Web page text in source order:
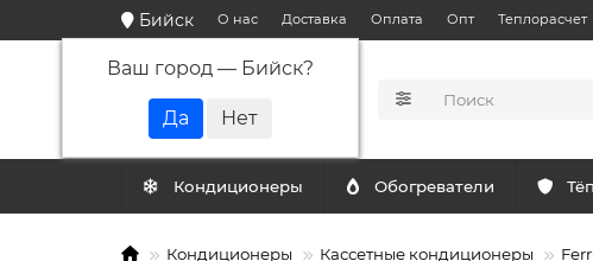
Бийск
Ваш город — Бийск?
О нас Доставка Оплата Опт Теплорасчет
Кондиционеры Обогреватели
Кондиционеры Кассетные кондиционеры